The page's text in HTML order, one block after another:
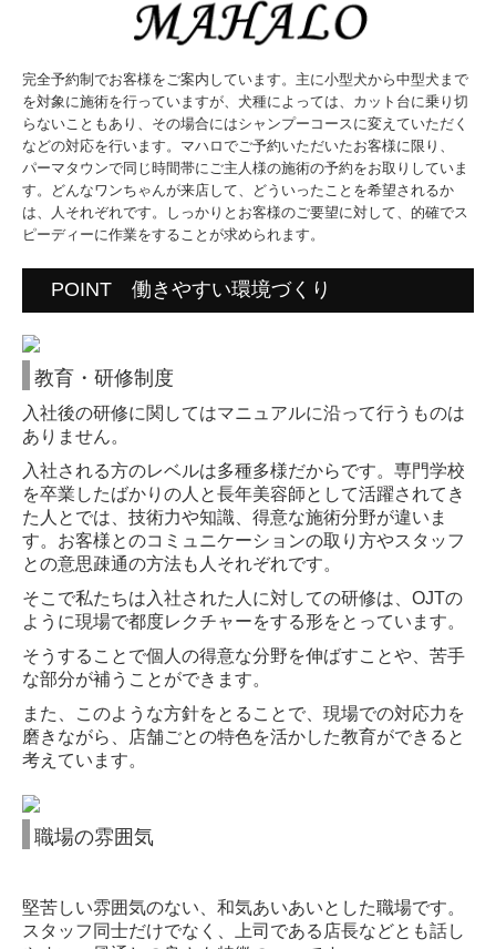
完全予約制でお客様をご案内しています。主に小型犬から中型犬まで
を対象に施術を行っていますが、犬種によっては、カット台に乗り切
らないこともあり、その場合にはシャンプーコースに変えていただく
などの対応を行います。マハロでご予約いただいたお客様に限り、
パーマタウンで同じ時間帯にご主人様の施術の予約をお取りしていま
す。どんなワンちゃんが来店して、どういったことを希望されるか
は、人それぞれです。しっかりとお客様のご要望に対して、的確でス
ピーディーに作業をすることが求められます。
POINT 働きやすい環境づくり
教育・研修制度
入社後の研修に関してはマニュアルに沿って行うものは
ありません。
入社される方のレベルは多種多様だからです。専門学校
を卒業したばかりの人と長年美容師として活躍されてき
た人とでは、技術力や知識、得意な施術分野が違いま
す。お客様とのコミュニケーションの取り方やスタッフ
との意思疎通の方法も人それぞれです。
そこで私たちは入社された人に対しての研修は、OJTの
ように現場で都度レクチャーをする形をとっています。
そうすることで個人の得意な分野を伸ばすことや、苦手
な部分が補うことができます。
また、このような方針をとることで、現場での対応力を
磨きながら、店舗ごとの特色を活かした教育ができると
考えています。
職場の雰囲気
堅苦しい雰囲気のない、和気あいあいとした職場です。
スタッフ同士だけでなく、上司である店長などとも話し